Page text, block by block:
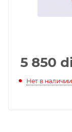
5 850
Нет в наличии